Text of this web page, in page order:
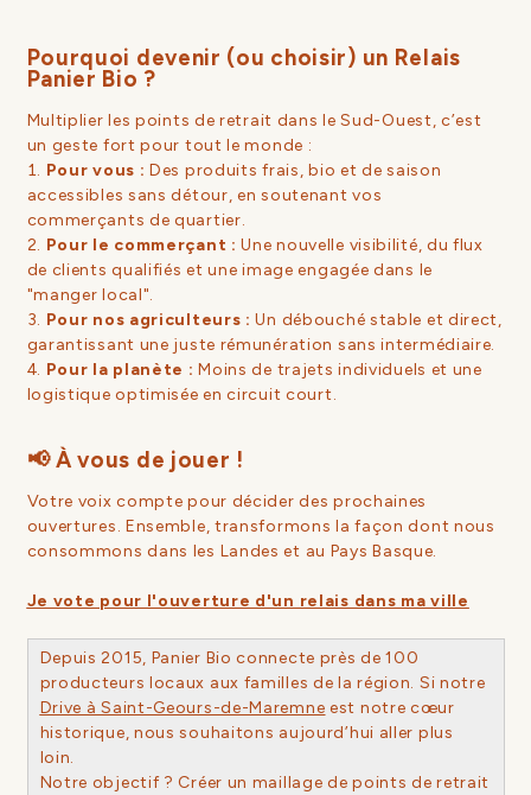
Pourquoi devenir (ou choisir) un Relais
Panier Bio ?
Multiplier les points de retrait dans le Sud-Ouest, c’est
un geste fort pour tout le monde :
Pour vous : Des produits frais, bio et de saison
accessibles sans détour, en soutenant vos
commerçants de quartier.
Pour le commerçant : Une nouvelle visibilité, du flux
de clients qualifiés et une image engagée dans le
"manger local".
Pour nos agriculteurs : Un débouché stable et direct,
garantissant une juste rémunération sans intermédiaire.
Pour la planète : Moins de trajets individuels et une
logistique optimisée en circuit court.
📢 À vous de jouer !
Votre voix compte pour décider des prochaines
ouvertures. Ensemble, transformons la façon dont nous
consommons dans les Landes et au Pays Basque.
Je vote pour l'ouverture d'un relais dans ma ville
Depuis 2015, Panier Bio connecte près de 100
producteurs locaux aux familles de la région. Si notre
Drive à Saint-Geours-de-Maremne est notre cœur
historique, nous souhaitons aujourd’hui aller plus
loin.
Notre objectif ? Créer un maillage de points de retrait